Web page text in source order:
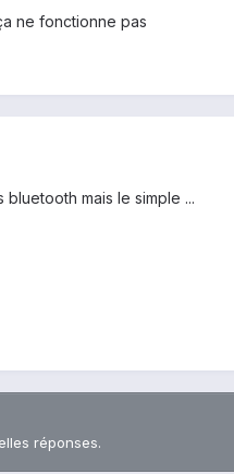
ne fonctionne pas
mais le simple ...
réponses.